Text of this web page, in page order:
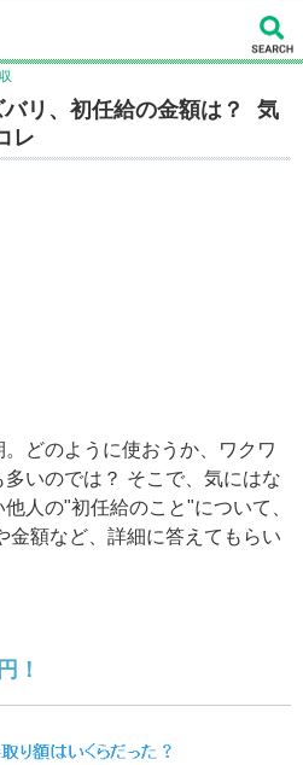
リ、初任給の金額は？ 気
レ
どのように使おうか、ワクワ
いのでは？ そこで、気にはな
人の"初任給のこと"について、
金額など、詳細に答えてもらい
！